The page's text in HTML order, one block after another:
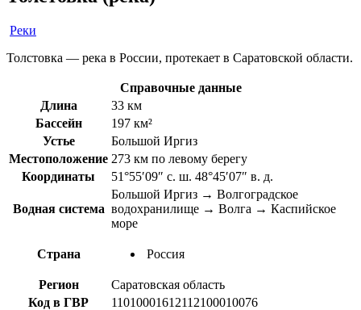
Реки
Толстовка — река в России, протекает в Саратовской области.
Справочные данные
Длина
33 км
Бассейн
197 км²
Устье
Большой Иргиз
Местоположение 273 км по левому берегу
Координаты
51°55′09″ с. ш. 48°45′07″ в. д.
Водная система
Большой Иргиз → Волгоградское
водохранилище → Волга → Каспийское
море
Страна Россия
Регион
Саратовская область
Код в ГВР
11010001612112100010076